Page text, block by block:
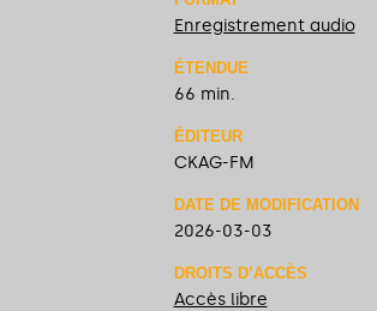
Enregistrement audio
ÉTENDUE
66 min.
ÉDITEUR
CKAG-FM
DATE DE MODIFICATION
2026-03-03
DROITS D’ACCÈS
Accès libre